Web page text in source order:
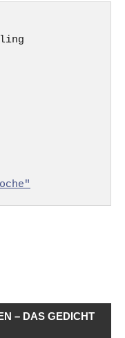
– DAS GEDICHT